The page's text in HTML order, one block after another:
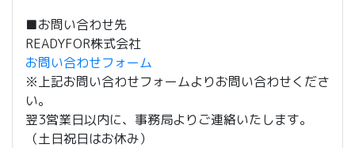
■お問い合わせ先
READYFOR株式会社
お問い合わせフォーム
※上記お問い合わせフォームよりお問い合わせくださ
い。
翌3営業日以内に、事務局よりご連絡いたします。
（土日祝日はお休み）